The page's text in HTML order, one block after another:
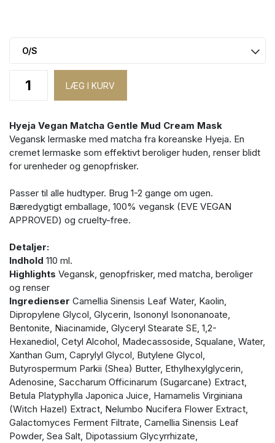
Hyeja Vegan Matcha Gentle Mud Cream Mask
Vegansk lermaske med matcha fra koreanske Hyeja. En
cremet lermaske som effektivt beroliger huden, renser blidt
for urenheder og genopfrisker.
Passer til alle hudtyper. Brug 1-2 gange om ugen.
Bæredygtigt emballage, 100% vegansk (EVE VEGAN
APPROVED) og cruelty-free.
Detaljer:
Indhold 110 ml.
Highlights Vegansk, genopfrisker, med matcha, beroliger
og renser
Ingredienser Camellia Sinensis Leaf Water, Kaolin,
Dipropylene Glycol, Glycerin, Isononyl Isononanoate,
Bentonite, Niacinamide, Glyceryl Stearate SE, 1,2-
Hexanediol, Cetyl Alcohol, Madecassoside, Squalane, Water,
Xanthan Gum, Caprylyl Glycol, Butylene Glycol,
Butyrospermum Parkii (Shea) Butter, Ethylhexylglycerin,
Adenosine, Saccharum Officinarum (Sugarcane) Extract,
Betula Platyphylla Japonica Juice, Hamamelis Virginiana
(Witch Hazel) Extract, Nelumbo Nucifera Flower Extract,
Galactomyces Ferment Filtrate, Camellia Sinensis Leaf
Powder, Sea Salt, Dipotassium Glycyrrhizate,